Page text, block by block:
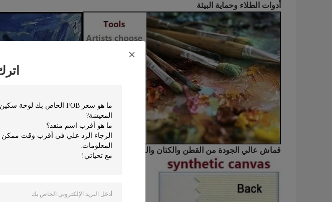
أدوات الطلاء وحماية البيئة
قماش عالي الجودة من القطن والكتان والصناعية لاختياراتك